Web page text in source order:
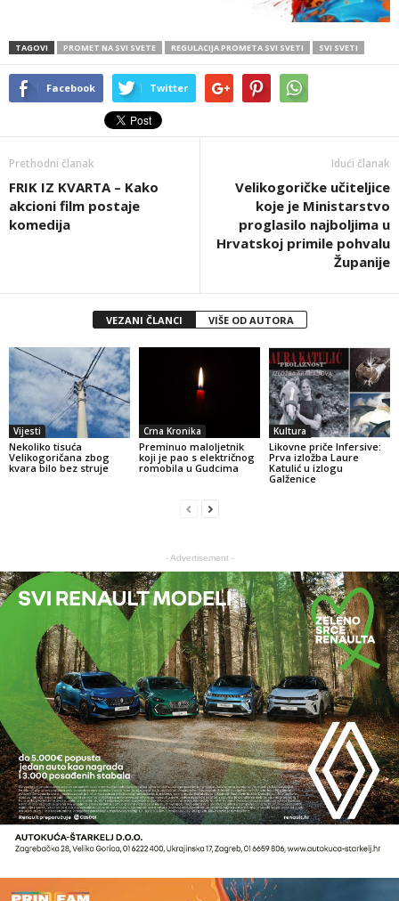
TAGOVI PROMET NA SVI SVETE REGULACIJA PROMETA SVI SVETI SVI SVETI
Facebook Twitter
Prethodni članak
FRIK IZ KVARTA – Kako
akcioni film postaje
komedija
Idući članak
Velikogoričke učiteljice
koje je Ministarstvo
proglasilo najboljima u
Hrvatskoj primile pohvalu
Županije
VEZANI ČLANCI VIŠE OD AUTORA
Vijesti
Nekoliko tisuća
Velikogoričana zbog
kvara bilo bez struje
Crna Kronika
Preminuo maloljetnik
koji je pao s električnog
romobila u Gudcima
Kultura
Likovne priče Infersive:
Prva izložba Laure
Katulić u izlogu
Galženice
- Advertisement -